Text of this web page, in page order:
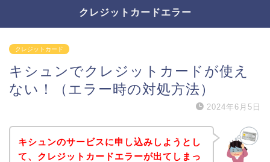
クレジットカードエラー
クレジットカード
キシュンでクレジットカードが使え
ない！（エラー時の対処方法）
2024年6月5日
キシュンのサービスに申し込みしようとし
て、クレジットカードエラーが出てしまっ